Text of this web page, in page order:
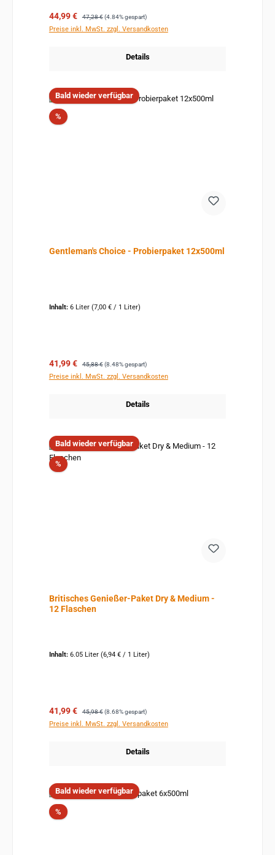
Verkaufspreis:
44,99 € Regulärer Preis:
47,28 € (4.84% gespart)
Preise inkl. MwSt. zzgl. Versandkosten
Details
Bald wieder verfügbar
%Rabatt
Gentleman's Choice - Probierpaket 12x500ml
Inhalt: 6 Liter (7,00 € / 1 Liter)
Verkaufspreis:
41,99 € Regulärer Preis:
45,88 € (8.48% gespart)
Preise inkl. MwSt. zzgl. Versandkosten
Details
Bald wieder verfügbar
%Rabatt
Britisches Genießer-Paket Dry & Medium -
12 Flaschen
Inhalt: 6.05 Liter (6,94 € / 1 Liter)
Verkaufspreis:
41,99 € Regulärer Preis:
45,98 € (8.68% gespart)
Preise inkl. MwSt. zzgl. Versandkosten
Details
Bald wieder verfügbar
%Rabatt